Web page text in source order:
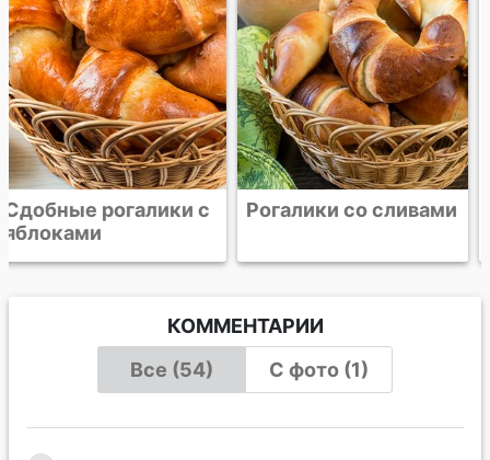
Рогалики со сливами
Сдобный рулет с
КОММЕНТАРИИ
Все (54)
С фото (1)